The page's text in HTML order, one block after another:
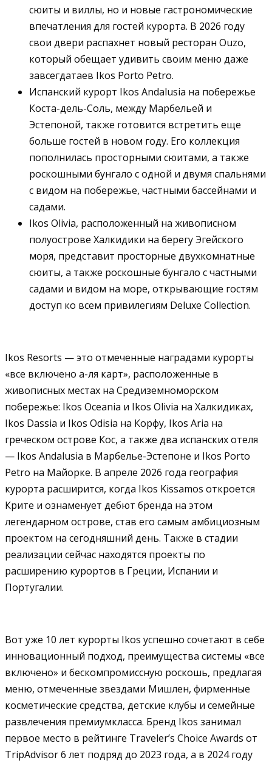
сюиты и виллы, но и новые гастрономические
впечатления для гостей курорта. В 2026 году
свои двери распахнет новый ресторан Ouzo,
который обещает удивить своим меню даже
завсегдатаев Ikos Porto Petro.
Испанский курорт Ikos Andalusia на побережье
Коста-дель-Соль, между Марбельей и
Эстепоной, также готовится встретить еще
больше гостей в новом году. Его коллекция
пополнилась просторными сюитами, а также
роскошными бунгало с одной и двумя спальнями
с видом на побережье, частными бассейнами и
садами.
Ikos Olivia, расположенный на живописном
полуострове Халкидики на берегу Эгейского
моря, представит просторные двухкомнатные
сюиты, а также роскошные бунгало с частными
садами и видом на море, открывающие гостям
доступ ко всем привилегиям Deluxe Collection.
Ikos Resorts — это отмеченные наградами курорты
«все включено а-ля карт», расположенные в
живописных местах на Средиземноморском
побережье: Ikos Oceania и Ikos Olivia на Халкидиках,
Ikos Dassia и Ikos Odisia на Корфу, Ikos Aria на
греческом острове Кос, а также два испанских отеля
— Ikos Andalusia в Марбелье-Эстепоне и Ikos Porto
Petro на Майорке. В апреле 2026 года география
курорта расширится, когда Ikos Kissamos откроется
Крите и ознаменует дебют бренда на этом
легендарном острове, став его самым амбициозным
проектом на сегодняшний день. Также в стадии
реализации сейчас находятся проекты по
расширению курортов в Греции, Испании и
Португалии.
Вот уже 10 лет курорты Ikos успешно сочетают в себе
инновационный подход, преимущества системы «все
включено» и бескомпромиссную роскошь, предлагая
меню, отмеченные звездами Мишлен, фирменные
косметические средства, детские клубы и семейные
развлечения премиумкласса. Бренд Ikos занимал
первое место в рейтинге Traveler’s Choice Awards от
TripAdvisor 6 лет подряд до 2023 года, а в 2024 году